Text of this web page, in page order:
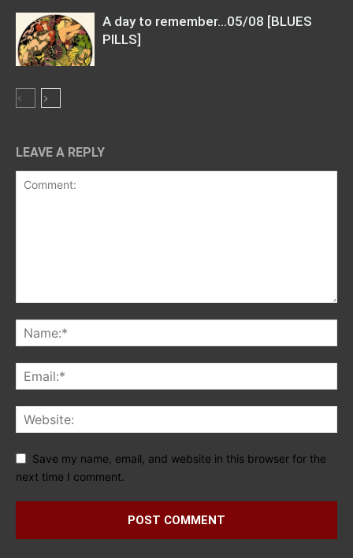
A day to remember…05/08 [BLUES
PILLS]
LEAVE A REPLY
Save my name, email, and website in this browser for the
next time I comment.